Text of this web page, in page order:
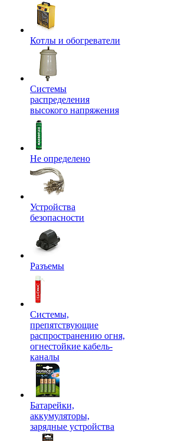
Котлы и обогреватели
Системы
распределения
высокого напряжения
Не определено
Устройства
безопасности
Разъемы
Системы,
препятствующие
распространению огня,
огнестойкие кабель-
каналы
Батарейки,
аккумуляторы,
зарядные устройства